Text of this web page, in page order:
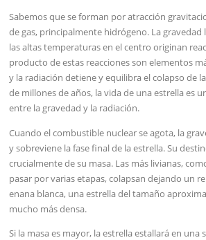
Sabemos que se forman por atracción
de gas, principalmente hidrógeno. La
las altas temperaturas en el centro originan
producto de estas reacciones son elementos
y la radiación detiene y equilibra el colapso de
de millones de años, la vida de una estrella es
entre la gravedad y la radiación.
Cuando el combustible nuclear se agota, la
y sobreviene la fase final de la estrella. Su
crucialmente de su masa. Las más livianas,
pasar por varias etapas, colapsan dejando un
enana blanca, una estrella del tamaño
mucho más densa.
Si la masa es mayor, la estrella estallará en una